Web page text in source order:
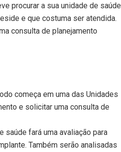
procurar a sua unidade de saúde
e que costuma ser atendida.
consulta de planejamento
começa em uma das Unidades
e solicitar uma consulta de
saúde fará uma avaliação para
Também serão analisadas